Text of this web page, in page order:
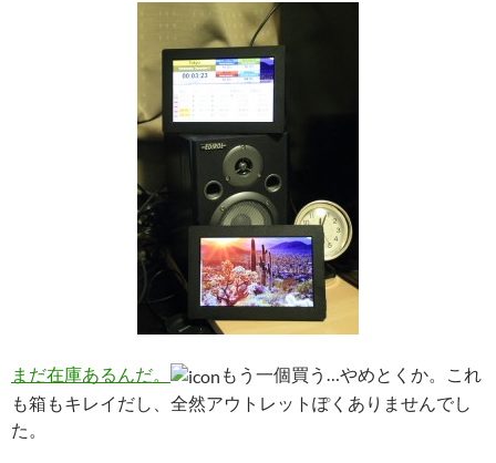
まだ在庫あるんだ。
もう一個買う…やめとくか。これ
も箱もキレイだし、全然アウトレットぽくありませんでし
た。